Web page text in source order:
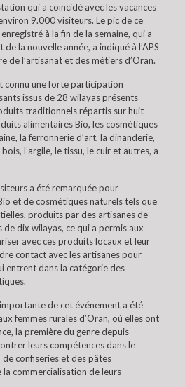
qui a coïncidé avec les vacances
9.000 visiteurs. Le pic de ce
à la fin de la semaine, qui a
de la nouvelle année, a indiqué à l’APS
de l’artisanat et des métiers d’Oran.
connu une forte participation
issus de 28 wilayas présents
traditionnels répartis sur huit
alimentaires Bio, les cosmétiques
la ferronnerie d’art, la dinanderie,
l’argile, le tissu, le cuir et autres, a
a été remarquée pour
et de cosmétiques naturels tels que
produits par des artisanes de
dix wilayas, ce qui a permis aux
avec ces produits locaux et leur
contact avec les artisanes pour
entrent dans la catégorie des
de cet événement a été
femmes rurales d’Oran, où elles ont
la première du genre depuis
leurs compétences dans le
confiseries et des pâtes
commercialisation de leurs